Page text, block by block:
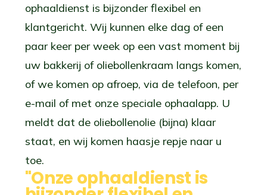
ophaaldienst is bijzonder flexibel en
klantgericht. Wij kunnen elke dag of een
paar keer per week op een vast moment bij
uw bakkerij of oliebollenkraam langs komen,
of we komen op afroep, via de telefoon, per
e-mail of met onze speciale ophaalapp. U
meldt dat de oliebollenolie (bijna) klaar
staat, en wij komen haasje repje naar u
toe.
"Onze ophaaldienst is